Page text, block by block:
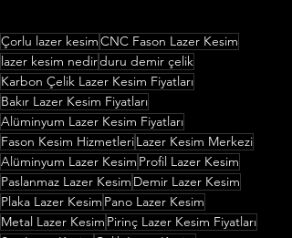
Çorlu lazer kesimCNC Fason Lazer Kesim
lazer kesim nedirduru demir çelik
Karbon Çelik Lazer Kesim Fiyatları
Bakır Lazer Kesim Fiyatları
Alüminyum Lazer Kesim Fiyatları
Fason Kesim HizmetleriLazer Kesim Merkezi
Alüminyum Lazer Kesim Profil Lazer Kesim
Paslanmaz Lazer Kesim Demir Lazer Kesim
Plaka Lazer Kesim Pano Lazer Kesim
Metal Lazer Kesim Pirinç Lazer Kesim Fiyatları